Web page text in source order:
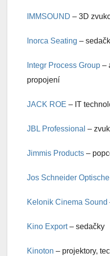
IMMSOUND – 3D
Inorca Seating –
Integr Process Group –
propojení
JACK ROE – IT
JBL Professional –
Jimmis Products –
Jos Schneider
Kelonik Cinema Sound
Kino Export– sedačky
Kinoton – projektory,